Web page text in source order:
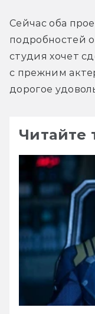
Сейчас оба
подробностей
студия хочет
с прежним
дорогое
Читайте